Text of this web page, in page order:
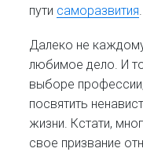
пути саморазвития.
Далеко не
любимое дело. И
выборе
посвятить
жизни. Кстати,
свое призвание